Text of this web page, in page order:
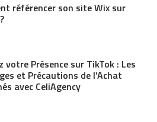
référencer son site Wix sur
votre Présence sur TikTok : Les
et Précautions de l’Achat
avec CeliAgency